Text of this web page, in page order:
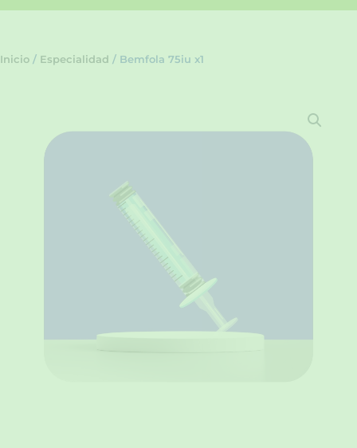
Inicio / Especialidad / Bemfola 75iu x1